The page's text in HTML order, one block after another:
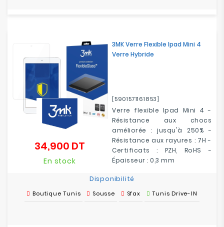
3MK Verre Flexible Ipad Mini 4
Verre Hybride
[5901571161853]
Verre flexible Ipad Mini 4 -
Résistance aux chocs
améliorée : jusqu'à 250% -
Résistance aux rayures : 7H -
Certificats : PZH, RoHS -
Épaisseur : 0,3 mm
34,900 DT
En stock
Disponibilité
Boutique Tunis Sousse Sfax Tunis Drive-IN